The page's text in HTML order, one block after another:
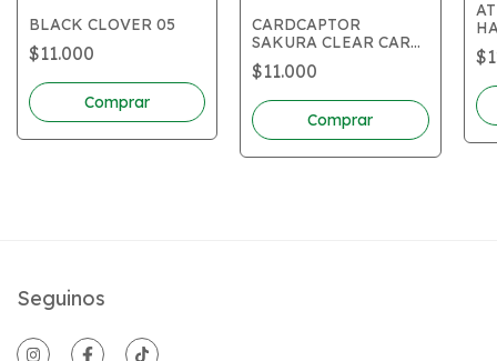
BLACK CLOVER 05
$11.000
CARDCAPTOR
SAKURA CLEAR CARD
ARC 04
$11.000
Seguinos